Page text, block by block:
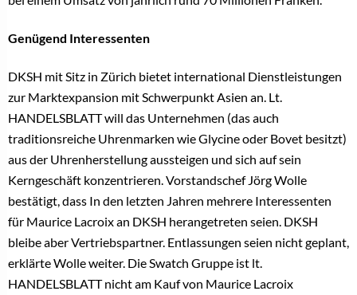
Genügend Interessenten
DKSH mit Sitz in Zürich bietet international Dienstleistungen
zur Marktexpansion mit Schwerpunkt Asien an. Lt.
HANDELSBLATT will das Unternehmen (das auch
traditionsreiche Uhrenmarken wie Glycine oder Bovet besitzt)
aus der Uhrenherstellung aussteigen und sich auf sein
Kerngeschäft konzentrieren. Vorstandschef Jörg Wolle
bestätigt, dass In den letzten Jahren mehrere Interessenten
für Maurice Lacroix an DKSH herangetreten seien. DKSH
bleibe aber Vertriebspartner. Entlassungen seien nicht geplant,
erklärte Wolle weiter. Die Swatch Gruppe ist lt.
HANDELSBLATT nicht am Kauf von Maurice Lacroix